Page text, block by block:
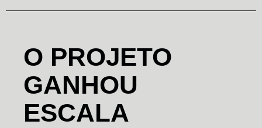
O PROJETO
GANHOU
ESCALA